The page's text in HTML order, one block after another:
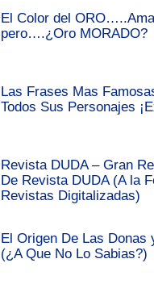
El Color del
pero….¿Oro MORADO?
Las Frases Mas
Todos Sus Personajes
Revista DUDA – Gran
De Revista DUDA (A la
Revistas Digitalizadas)
El Origen De Las Donas
(¿A Que No Lo Sabias?)